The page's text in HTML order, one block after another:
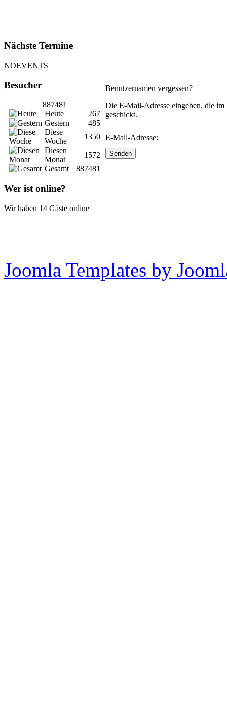
Nächste Termine
NOEVENTS
Besucher
887481
Heute
267
Gestern
485
Diese
Woche
1350
Diesen
Monat
1572
Gesamt
887481
Wer ist online?
Wir haben 14 Gäste online
Benutzernamen vergessen?
Die E-Mail-Adresse eingeben, die im
geschickt.
E-Mail-Adresse:
Senden
Joomla Templates by